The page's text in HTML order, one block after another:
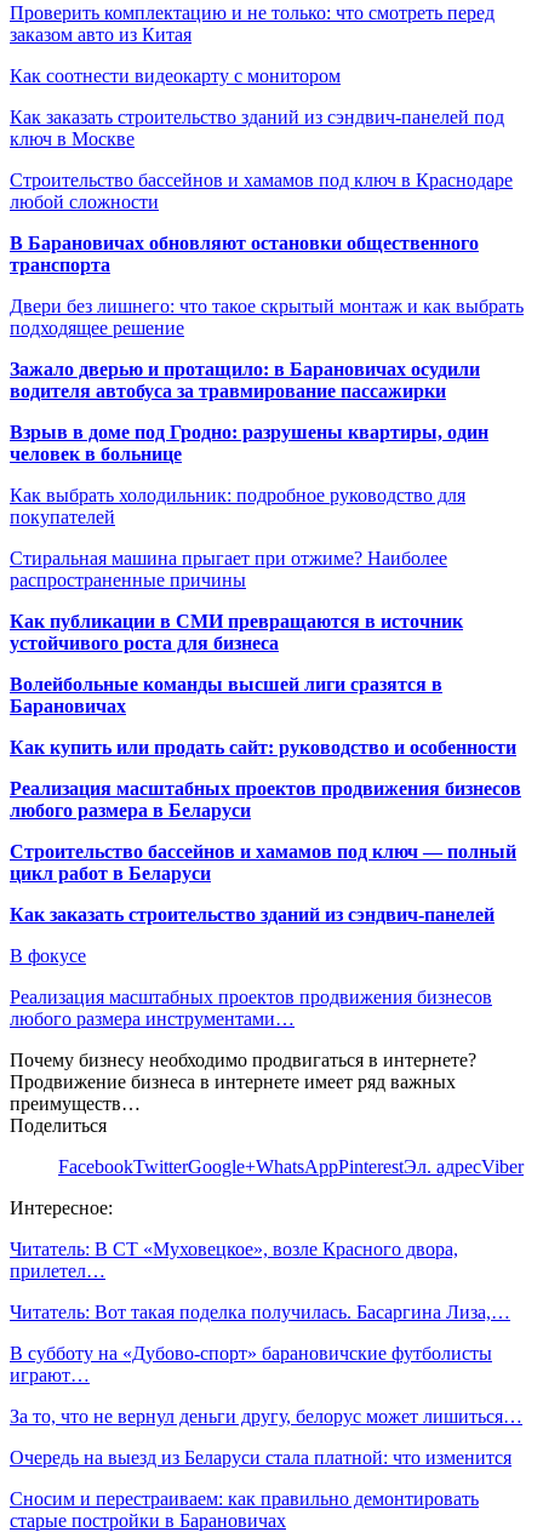
Проверить комплектацию и не только: что смотреть перед
заказом авто из Китая
Как соотнести видеокарту с монитором
Как заказать строительство зданий из сэндвич-панелей под
ключ в Москве
Строительство бассейнов и хамамов под ключ в Краснодаре
любой сложности
В Барановичах обновляют остановки общественного
транспорта
Двери без лишнего: что такое скрытый монтаж и как выбрать
подходящее решение
Зажало дверью и протащило: в Барановичах осудили
водителя автобуса за травмирование пассажирки
Взрыв в доме под Гродно: разрушены квартиры, один
человек в больнице
Как выбрать холодильник: подробное руководство для
покупателей
Стиральная машина прыгает при отжиме? Наиболее
распространенные причины
Как публикации в СМИ превращаются в источник
устойчивого роста для бизнеса
Волейбольные команды высшей лиги сразятся в
Барановичах
Как купить или продать сайт: руководство и особенности
Реализация масштабных проектов продвижения бизнесов
любого размера в Беларуси
Строительство бассейнов и хамамов под ключ — полный
цикл работ в Беларуси
Как заказать строительство зданий из сэндвич-панелей
В фокусе
Реализация масштабных проектов продвижения бизнесов
любого размера инструментами…
Почему бизнесу необходимо продвигаться в интернете?
Продвижение бизнеса в интернете имеет ряд важных
преимуществ…
Поделиться
FacebookTwitterGoogle+WhatsAppPinterestЭл. адресViber
Интересное:
Читатель: В СТ «Муховецкое», возле Красного двора,
прилетел…
Читатель: Вот такая поделка получилась. Басаргина Лиза,…
В субботу на «Дубово-спорт» барановичские футболисты
играют…
За то, что не вернул деньги другу, белорус может лишиться…
Очередь на выезд из Беларуси стала платной: что изменится
Сносим и перестраиваем: как правильно демонтировать
старые постройки в Барановичах